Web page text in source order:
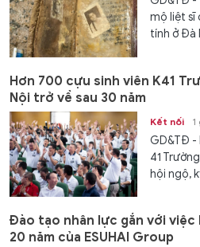
mộ liệt sĩ
tính ở Đà
Hơn 700 cựu sinh viên K41
Nội trở về sau 30 năm
Kết nối
GD&TĐ -
41
hội ngộ,
Đào tạo nhân lực gắn với
20 năm của ESUHAI Group